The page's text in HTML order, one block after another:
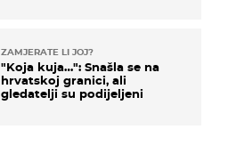
ZAMJERATE LI JOJ?
"Koja kuja…": Snašla se na
hrvatskoj granici, ali
gledatelji su podijeljeni